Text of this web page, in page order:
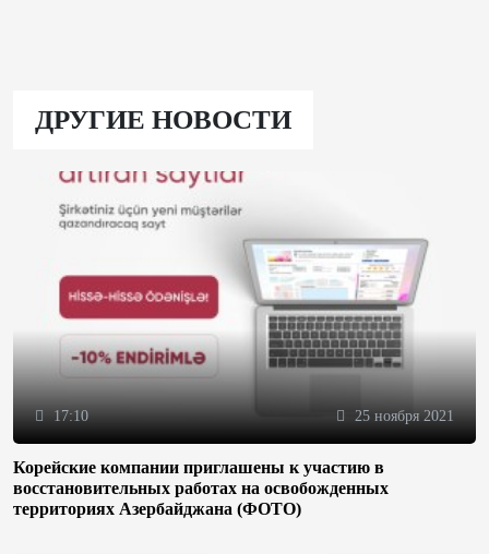
ДРУГИЕ НОВОСТИ
17:10 25 ноября 2021
Корейские компании приглашены к участию в
восстановительных работах на освобожденных
территориях Азербайджана (ФОТО)